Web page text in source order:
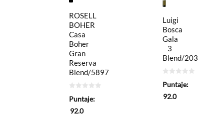
ROSELL
BOHER
Casa
Boher
Gran
Reserva
Blend/5897
de
Puntaje:
92.0
Luigi
Bosca
Gala
3
Blend/203
de
Puntaje:
92.0